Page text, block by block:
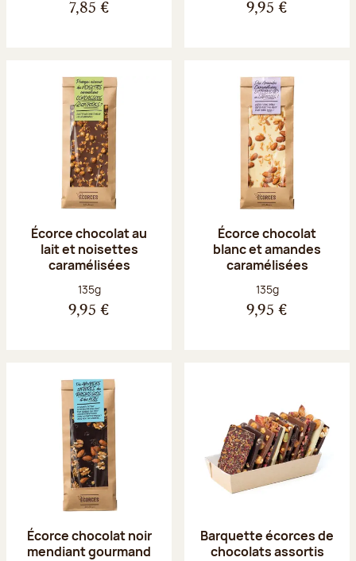
7,85 € 9,95 €
Écorce chocolat au
lait et noisettes
caramélisées
Poids net :
135g
9,95 €
Écorce chocolat
blanc et amandes
caramélisées
Poids net :
135g
9,95 €
Écorce chocolat noir
mendiant gourmand
Barquette écorces de
chocolats assortis